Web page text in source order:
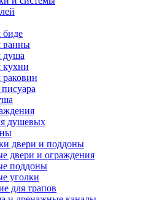
биде
ванны
душа
кухни
душевых
двери и поддоны
двери и ограждения
поддоны
уголки
для трапов